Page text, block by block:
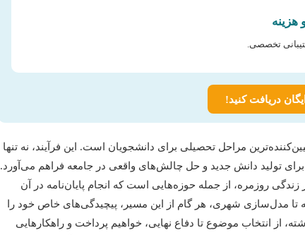
هزینه
تخصصی.
دریافت کنید!
مراحل تحصیلی برای دانشجویان است. این فرآیند، نه تنها
تولید دانش جدید و حل چالش‌های واقعی در جامعه فراهم می‌آورد.
روزمره، از جمله حوزه‌هایی است که انجام پایان‌نامه در آن
مدل‌سازی شهری، هر گام از این مسیر، پیچیدگی‌های خاص خود را
از انتخاب موضوع تا دفاع نهایی، خواهیم پرداخت و راهکارهایی